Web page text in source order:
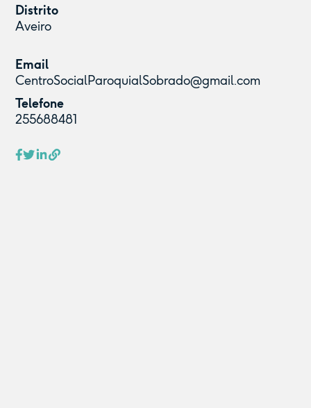
Distrito
Aveiro
Email
CentroSocialParoquialSobrado@gmail.com
Telefone
255688481